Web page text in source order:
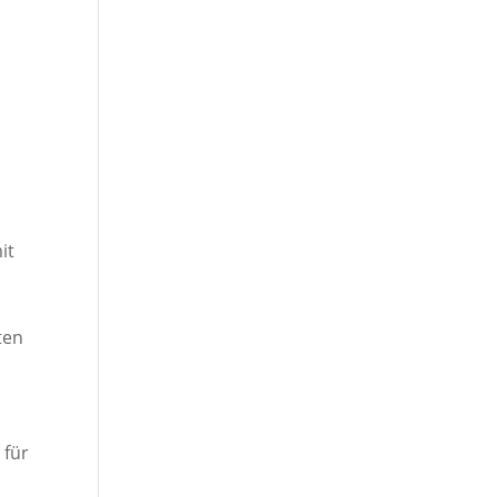
für